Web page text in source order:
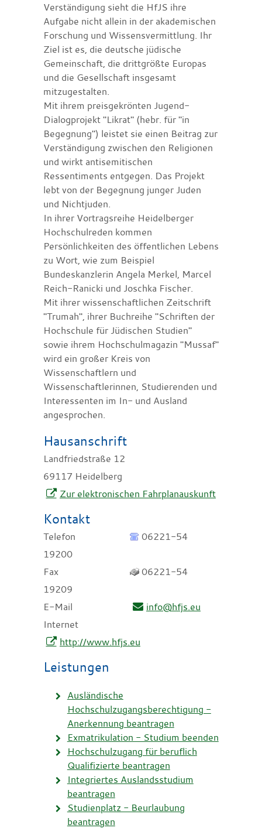
Verständigung sieht die HfJS ihre
Aufgabe nicht allein in der akademischen
Forschung und Wissensvermittlung. Ihr
Ziel ist es, die deutsche jüdische
Gemeinschaft, die drittgrößte Europas
und die Gesellschaft insgesamt
mitzugestalten.
Mit ihrem preisgekrönten Jugend-
Dialogprojekt "Likrat" (hebr. für "in
Begegnung") leistet sie einen Beitrag zur
Verständigung zwischen den Religionen
und wirkt antisemitischen
Ressentiments entgegen. Das Projekt
lebt von der Begegnung junger Juden
und Nichtjuden.
In ihrer Vortragsreihe Heidelberger
Hochschulreden kommen
Persönlichkeiten des öffentlichen Lebens
zu Wort, wie zum Beispiel
Bundeskanzlerin Angela Merkel, Marcel
Reich-Ranicki und Joschka Fischer.
Mit ihrer wissenschaftlichen Zeitschrift
"Trumah", ihrer Buchreihe "Schriften der
Hochschule für Jüdischen Studien"
sowie ihrem Hochschulmagazin "Mussaf"
wird ein großer Kreis von
Wissenschaftlern und
Wissenschaftlerinnen, Studierenden und
Interessenten im In- und Ausland
angesprochen.
Hausanschrift
Landfriedstraße 12
69117 Heidelberg
Zur elektronischen Fahrplanauskunft
Kontakt
Telefon
06221-54
19200
Fax
06221-54
19209
E-Mail
info@hfjs.eu
Internet
http://www.hfjs.eu
Leistungen
Ausländische
Hochschulzugangsberechtigung -
Anerkennung beantragen
Exmatrikulation - Studium beenden
Hochschulzugang für beruflich
Qualifizierte beantragen
Integriertes Auslandsstudium
beantragen
Studienplatz - Beurlaubung
beantragen